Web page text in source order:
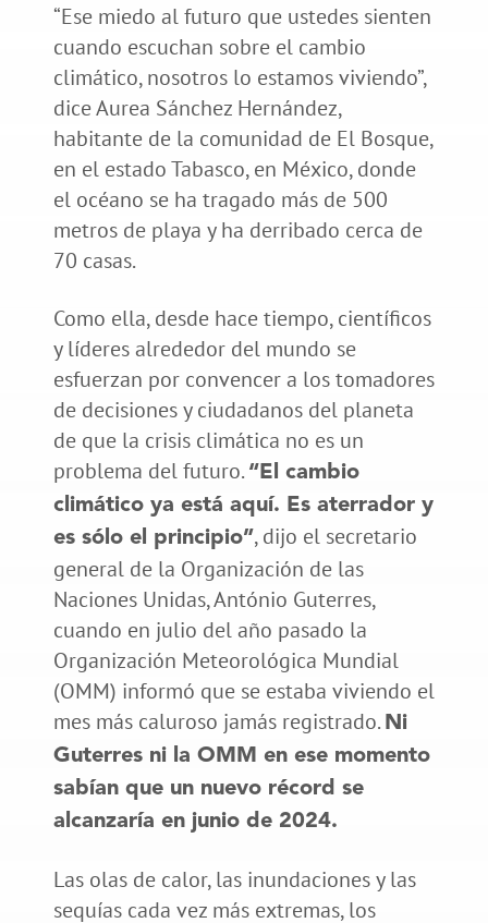
“Ese miedo al futuro que ustedes sienten
cuando escuchan sobre el cambio
climático, nosotros lo estamos viviendo”,
dice Aurea Sánchez Hernández,
habitante de la comunidad de El Bosque,
en el estado Tabasco, en México, donde
el océano se ha tragado más de 500
metros de playa y ha derribado cerca de
70 casas.
Como ella, desde hace tiempo, científicos
y líderes alrededor del mundo se
esfuerzan por convencer a los tomadores
de decisiones y ciudadanos del planeta
de que la crisis climática no es un
problema del futuro. “El cambio
climático ya está aquí. Es aterrador y
es sólo el principio”, dijo el secretario
general de la Organización de las
Naciones Unidas, António Guterres,
cuando en julio del año pasado la
Organización Meteorológica Mundial
(OMM) informó que se estaba viviendo el
mes más caluroso jamás registrado. Ni
Guterres ni la OMM en ese momento
sabían que un nuevo récord se
alcanzaría en junio de 2024.
Las olas de calor, las inundaciones y las
sequías cada vez más extremas, los